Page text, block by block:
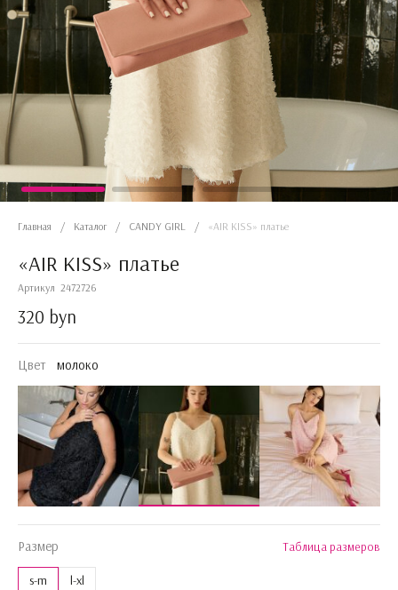
Главная / Каталог / CANDY GIRL / «AIR KISS» платье
«AIR KISS» платье
Артикул 2472726
320 byn
Цвет молоко
Размер Таблица размеров
s-m l-xl